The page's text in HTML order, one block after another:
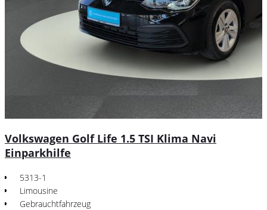
Volkswagen Golf Life 1.5 TSI Klima Navi
Einparkhilfe
5313-1
Limousine
Gebrauchtfahrzeug